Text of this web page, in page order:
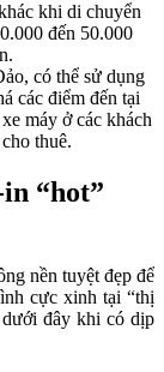
khi di chuyển
đến 50.000
có thể sử dụng
các điểm đến tại
máy ở các khách
thuê.
“hot”
nền tuyệt đẹp để
cực xinh tại “thị
đây khi có dịp